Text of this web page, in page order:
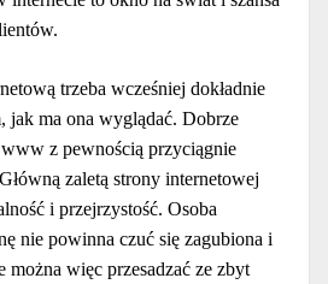
trzeba wcześniej dokładnie
jak ma ona wyglądać. Dobrze
z pewnością przyciągnie
zaletą strony internetowej
i przejrzystość. Osoba
nie powinna czuć się zagubiona i
można więc przesadzać ze zbyt